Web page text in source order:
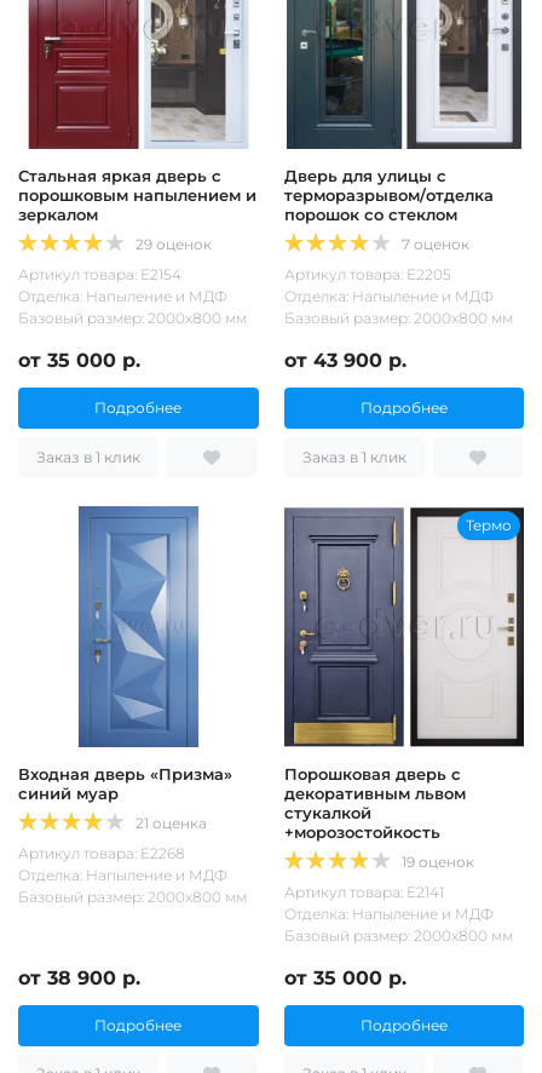
Стальная яркая дверь с
порошковым напылением и
зеркалом
29 оценок
Артикул товара: Е2154
Отделка: Напыление и МДФ
Базовый размер: 2000х800 мм
от 35 000 р.
Подробнее
Заказ в 1 клик
Дверь для улицы с
терморазрывом/отделка
порошок со стеклом
7 оценок
Артикул товара: Е2205
Отделка: Напыление и МДФ
Базовый размер: 2000х800 мм
от 43 900 р.
Подробнее
Заказ в 1 клик
Входная дверь «Призма»
синий муар
21 оценка
Артикул товара: Е2268
Отделка: Напыление и МДФ
Базовый размер: 2000х800 мм
от 38 900 р.
Подробнее
Термо
Порошковая дверь с
декоративным львом
стукалкой
+морозостойкость
19 оценок
Артикул товара: Е2141
Отделка: Напыление и МДФ
Базовый размер: 2000х800 мм
от 35 000 р.
Подробнее